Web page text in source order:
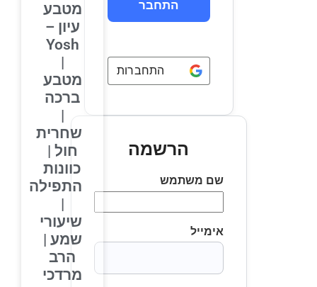
התחברות באמצעות Google
הרשמה
שם משתמש
אימייל
מטבע
עיון –
Yosh
מטבע
ברכה
שחרית
חול |
כוונות
התפילה
שיעורי
שמע |
הרב
מרדכי